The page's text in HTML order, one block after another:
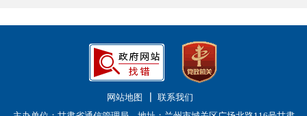
网站地图
联系我们